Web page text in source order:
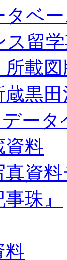
タベ
ス留
所載
黒
ータ
資料
真資
珠』
料